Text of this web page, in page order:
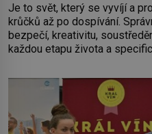
Je to svět, který se vyvíjí a
krůčků až po dospívání.
bezpečí, kreativitu,
každou etapu života a
by pokoj miminka měl
Předškolní věk je